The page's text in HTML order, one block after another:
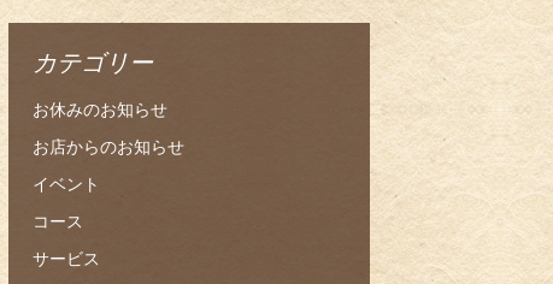
カテゴリー
お休みのお知らせ
お店からのお知らせ
イベント
コース
サービス